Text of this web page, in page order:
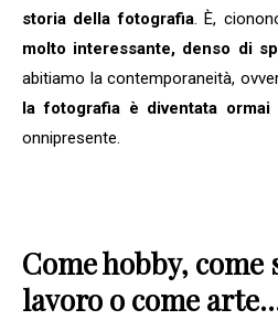
storia della fotografia. È,
molto interessante, denso di
abitiamo la contemporaneità,
la fotografia è diventata ormai
onnipresente.
Come hobby, come
lavoro o come